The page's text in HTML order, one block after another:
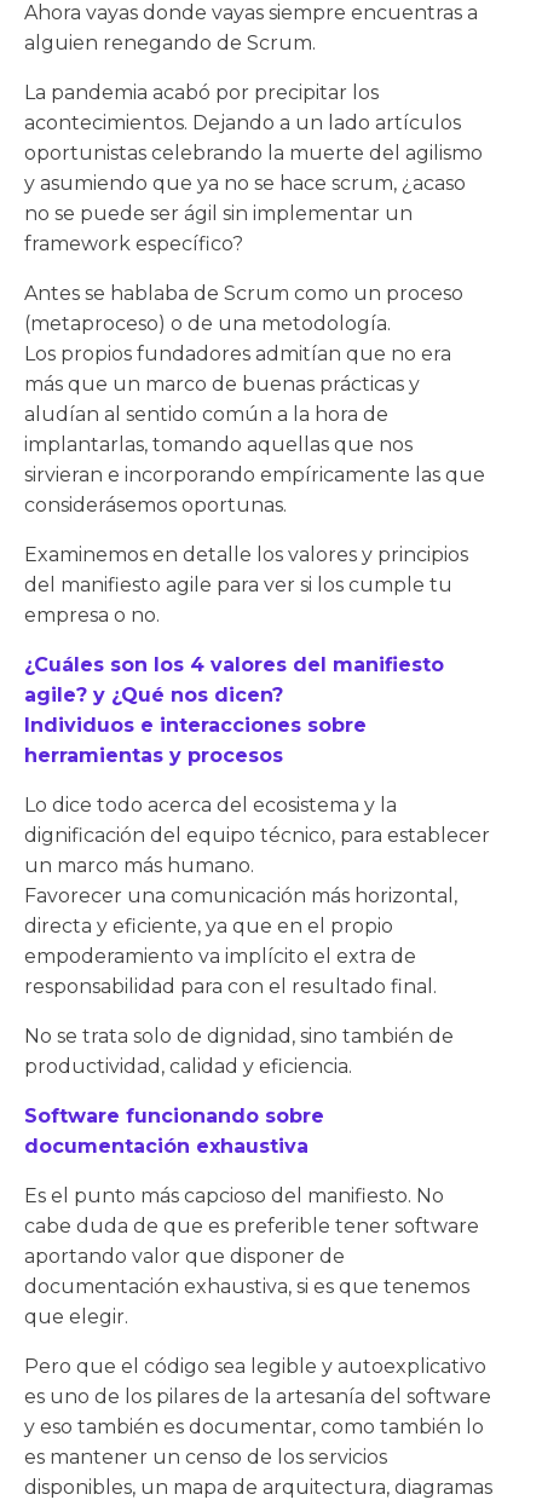
Ahora vayas donde vayas siempre encuentras a
alguien renegando de Scrum.
La pandemia acabó por precipitar los
acontecimientos. Dejando a un lado artículos
oportunistas celebrando la muerte del agilismo
y asumiendo que ya no se hace scrum, ¿acaso
no se puede ser ágil sin implementar un
framework específico?
Antes se hablaba de Scrum como un proceso
(metaproceso) o de una metodología.
Los propios fundadores admitían que no era
más que un marco de buenas prácticas y
aludían al sentido común a la hora de
implantarlas, tomando aquellas que nos
sirvieran e incorporando empíricamente las que
considerásemos oportunas.
Examinemos en detalle los valores y principios
del manifiesto agile para ver si los cumple tu
empresa o no.
¿Cuáles son los 4 valores del manifiesto
agile? y ¿Qué nos dicen?
Individuos e interacciones sobre
herramientas y procesos
Lo dice todo acerca del ecosistema y la
dignificación del equipo técnico, para establecer
un marco más humano.
Favorecer una comunicación más horizontal,
directa y eficiente, ya que en el propio
empoderamiento va implícito el extra de
responsabilidad para con el resultado final.
No se trata solo de dignidad, sino también de
productividad, calidad y eficiencia.
Software funcionando sobre
documentación exhaustiva
Es el punto más capcioso del manifiesto. No
cabe duda de que es preferible tener software
aportando valor que disponer de
documentación exhaustiva, si es que tenemos
que elegir.
Pero que el código sea legible y autoexplicativo
es uno de los pilares de la artesanía del software
y eso también es documentar, como también lo
es mantener un censo de los servicios
disponibles, un mapa de arquitectura, diagramas